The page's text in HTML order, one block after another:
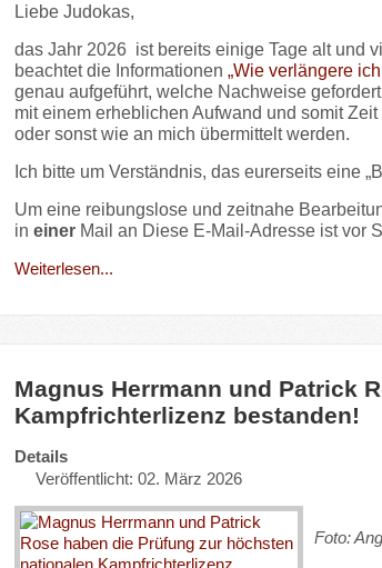
Liebe Judokas,
das Jahr 2026 ist bereits einige Tage alt und
beachtet die Informationen „Wie verlängere
genau aufgeführt, welche Nachweise
mit einem erheblichen Aufwand und somit
oder sonst wie an mich übermittelt werden.
Ich bitte um Verständnis, das eurerseits eine
Um eine reibungslose und zeitnahe
in einerMail an Diese E-Mail-Adresse ist vor
Weiterlesen...
Magnus Herrmann und Patrick
Kampfrichterlizenz bestanden!
Details
Veröffentlicht: 02. März 2026
Foto: